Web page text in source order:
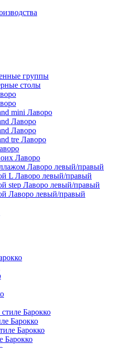
группы
столы
mini Лаворо
Лаворо
Лаворо
tre Лаворо
Лаворо
Лаворо левый/правый
L Лаворо левый/правый
step Лаворо левый/правый
Лаворо левый/правый
Барокко
Барокко
Барокко
Барокко